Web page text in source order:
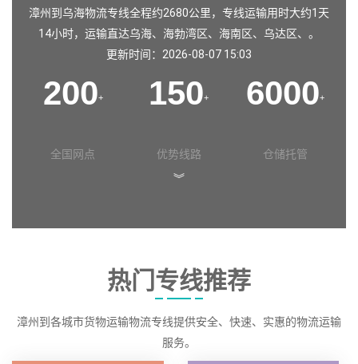
漳州到乌海物流专线全程约2680公里，专线运输用时大约1天
14小时，运输直达乌海、 海勃湾区、 海南区、 乌达区、。
更新时间：2026-08-07 15:03
200+
全国网点
150+
优势线路
6000+
仓储托管
︾
热门专线推荐
漳州到各城市货物运输物流专线提供安全、快速、实惠的物流运输
服务。